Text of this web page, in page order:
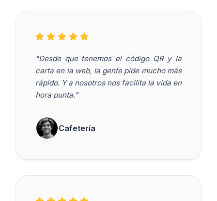
"Desde que tenemos el código QR y la
carta en la web, la gente pide mucho más
rápido. Y a nosotros nos facilita la vida en
hora punta."
Cafetería